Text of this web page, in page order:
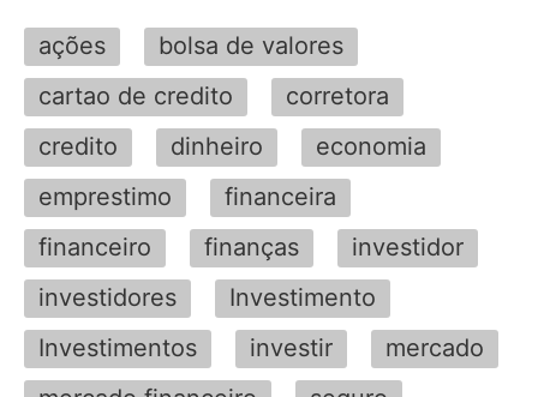
ações
bolsa de valores
cartao de credito
corretora
credito
dinheiro
economia
emprestimo
financeira
financeiro
finanças
investidor
investidores
Investimento
Investimentos
investir
mercado